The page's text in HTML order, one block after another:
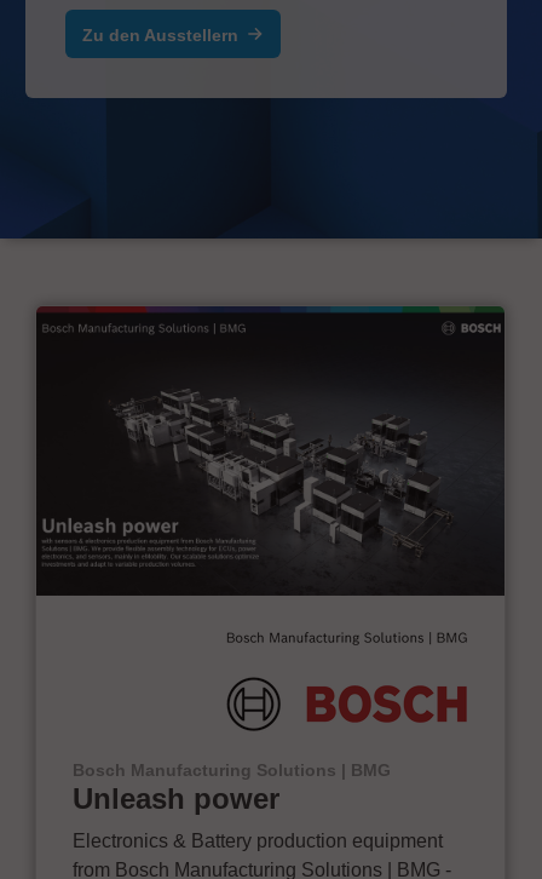
Zu den Ausstellern
Bosch Manufacturing Solutions | BMG
Unleash power
Electronics & Battery production equipment
from Bosch Manufacturing Solutions | BMG -